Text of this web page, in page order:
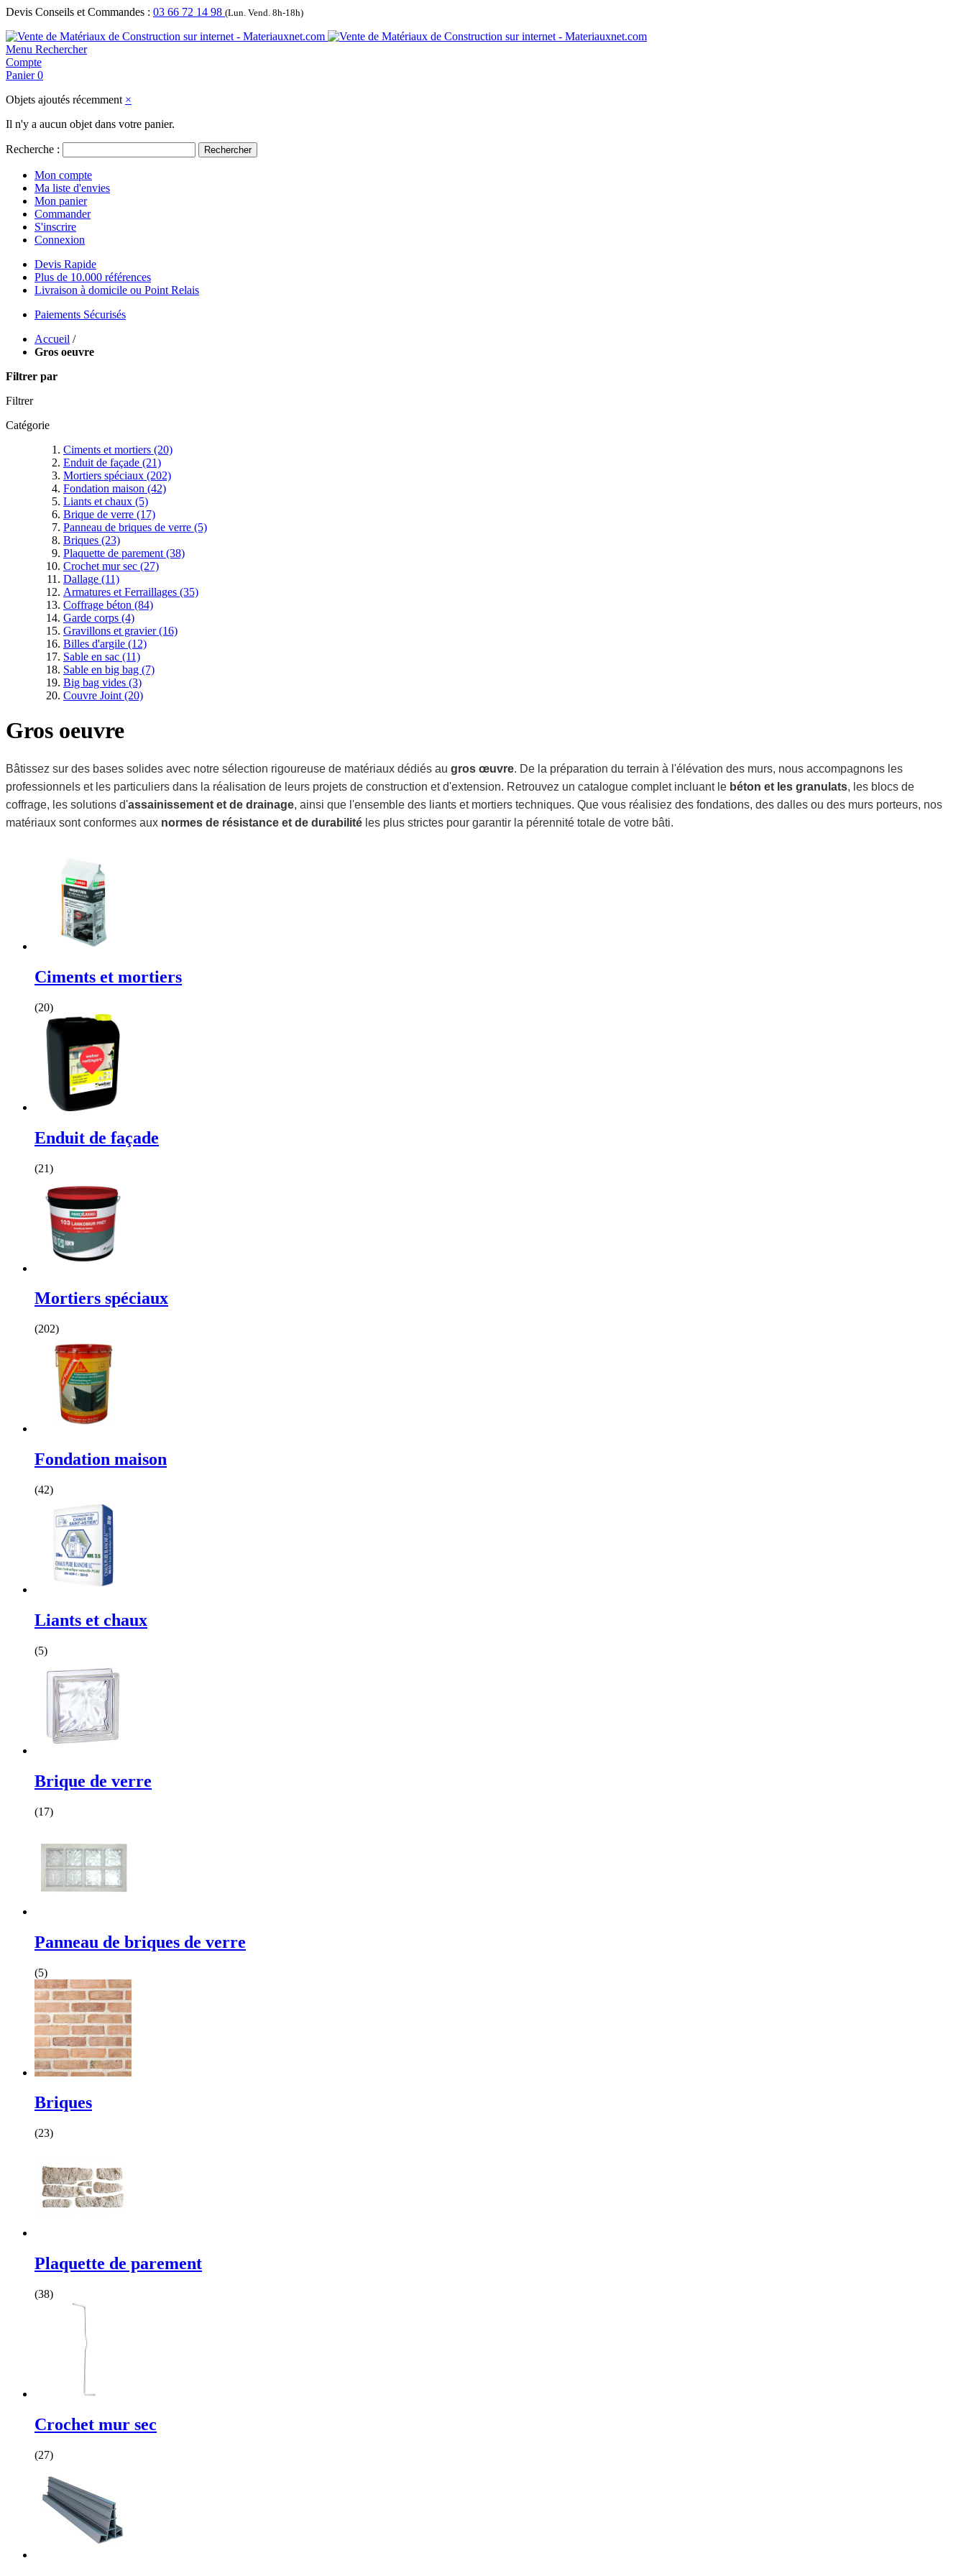
Devis Conseils et Commandes : 03 66 72 14 98 (Lun. Vend. 8h-18h)
Menu Rechercher
Compte
Panier 0
Objets ajoutés récemment ×
Il n'y a aucun objet dans votre panier.
Recherche : Rechercher
Mon compte
Ma liste d'envies
Mon panier
Commander
S'inscrire
Connexion
Devis Rapide
Plus de 10.000 références
Livraison à domicile ou Point Relais
Paiements Sécurisés
Accueil /
Gros oeuvre
Filtrer par
Filtrer
Catégorie
Ciments et mortiers (20)
Enduit de façade (21)
Mortiers spéciaux (202)
Fondation maison (42)
Liants et chaux (5)
Brique de verre (17)
Panneau de briques de verre (5)
Briques (23)
Plaquette de parement (38)
Crochet mur sec (27)
Dallage (11)
Armatures et Ferraillages (35)
Coffrage béton (84)
Garde corps (4)
Gravillons et gravier(16)
Billes d'argile (12)
Sable en sac (11)
Sable en big bag (7)
Big bag vides (3)
Couvre Joint (20)
Gros oeuvre
Bâtissez sur des bases solides avec notre sélection rigoureuse de matériaux dédiés au gros œuvre. De la préparation du terrain à l'élévation des murs, nous accompagnons les
professionnels et les particuliers dans la réalisation de leurs projets de construction et d'extension. Retrouvez un catalogue complet incluant le béton et les granulats, les blocs de
coffrage, les solutions d'assainissement et de drainage, ainsi que l'ensemble des liants et mortiers techniques. Que vous réalisiez des fondations, des dalles ou des murs porteurs, nos
matériaux sont conformes aux normes de résistance et de durabilité les plus strictes pour garantir la pérennité totale de votre bâti.
Ciments et mortiers
(20)
Enduit de façade
(21)
Mortiers spéciaux
(202)
Fondation maison
(42)
Liants et chaux
(5)
Brique de verre
(17)
Panneau de briques de verre
(5)
Briques
(23)
Plaquette de parement
(38)
Crochet mur sec
(27)